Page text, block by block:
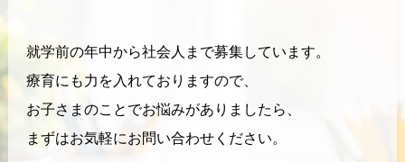
就学前の年中から社会人まで募集しています。
療育にも力を入れておりますので、
お子さまのことでお悩みがありましたら、
まずはお気軽にお問い合わせください。